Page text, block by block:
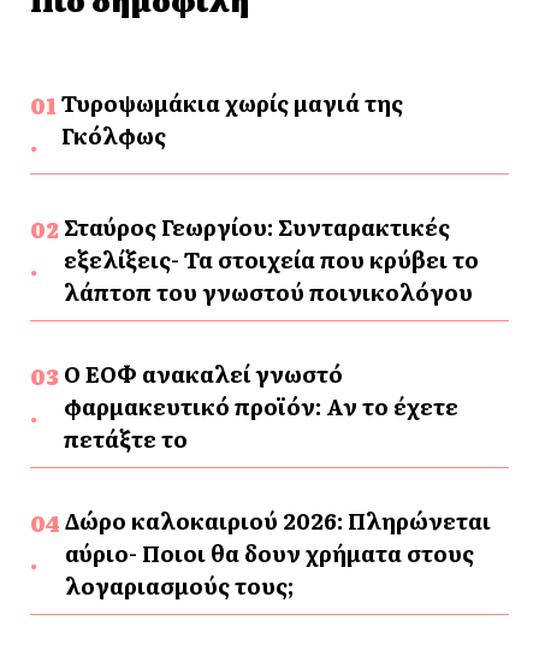
Τυροψωμάκια χωρίς μαγιά της
Γκόλφως
Σταύρος Γεωργίου: Συνταρακτικές
εξελίξεις- Τα στοιχεία που κρύβει το
λάπτοπ του γνωστού ποινικολόγου
Ο ΕΟΦ ανακαλεί γνωστό
φαρμακευτικό προϊόν: Αν το έχετε
πετάξτε το
Δώρο καλοκαιριού 2026: Πληρώνεται
αύριο- Ποιοι θα δουν χρήματα στους
λογαριασμούς τους;